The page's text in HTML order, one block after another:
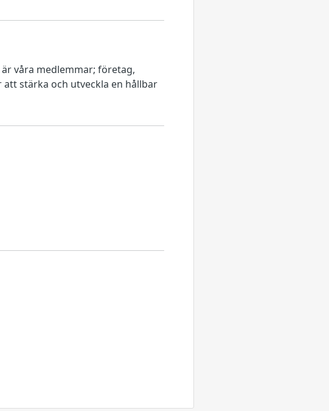
våra medlemmar; företag,
stärka och utveckla en hållbar